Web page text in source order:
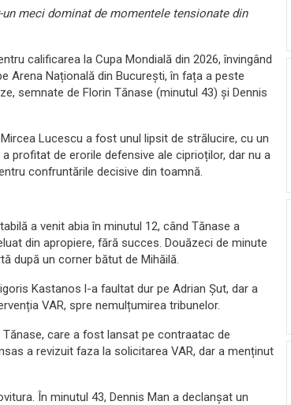
meci dominat de momentele tensionate din
calificarea la Cupa Mondială din 2026, învingând
Arena Națională din București, în fața a peste
semnate de Florin Tănase (minutul 43) și Dennis
Lucescu a fost unul lipsit de strălucire, cu un
profitat de erorile defensive ale ciprioților, dar nu a
confruntările decisive din toamnă.
a venit abia în minutul 12, când Tănase a
din apropiere, fără succes. Douăzeci de minute
după un corner bătut de Mihăilă.
Kastanos l-a faultat dur pe Adrian Șut, dar a
VAR, spre nemulțumirea tribunelor.
care a fost lansat pe contraatac de
a revizuit faza la solicitarea VAR, dar a menținut
În minutul 43, Dennis Man a declanșat un